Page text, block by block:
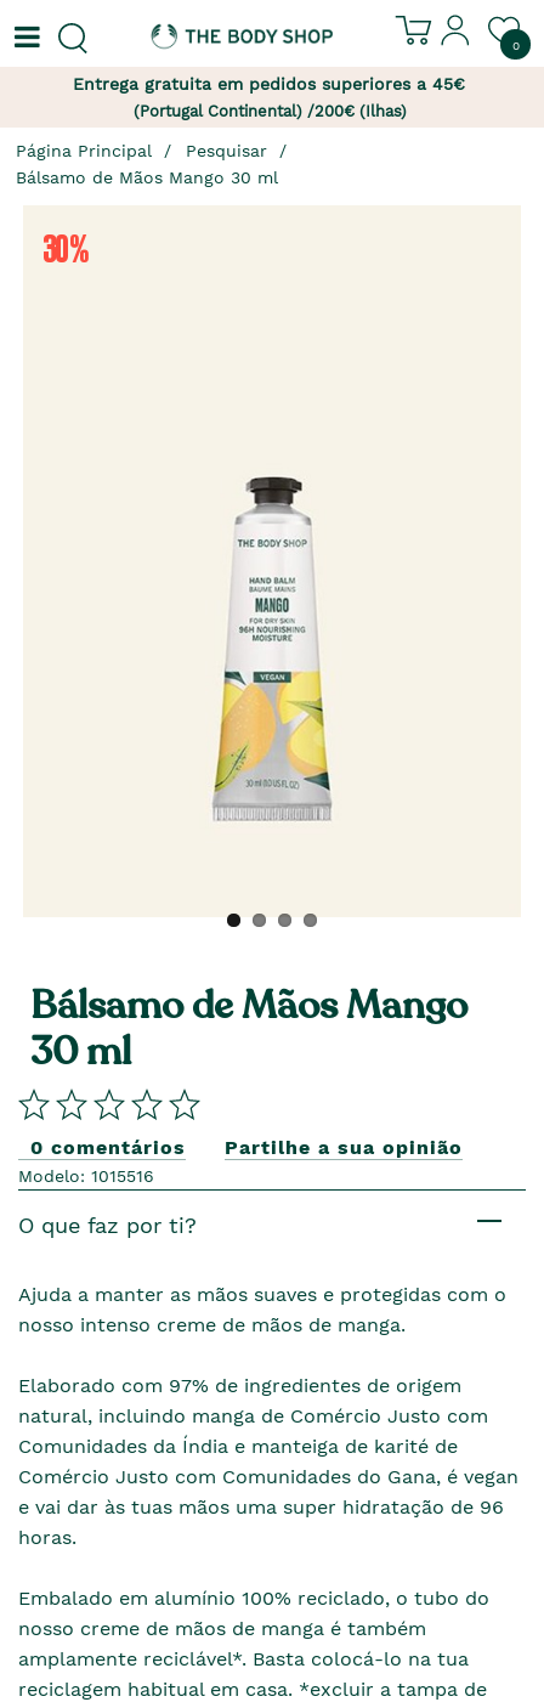
0
Entrega gratuita em pedidos superiores a 45€
(Portugal Continental) /200€ (Ilhas)
Página Principal
Pesquisar
Bálsamo de Mãos Mango 30 ml
Bálsamo de Mãos Mango
30 ml
0 comentários Partilhe a sua opinião
Modelo: 1015516
O que faz por ti?
Ajuda a manter as mãos suaves e protegidas com o
nosso intenso creme de mãos de manga.
Elaborado com 97% de ingredientes de origem
natural, incluindo manga de Comércio Justo com
Comunidades da Índia e manteiga de karité de
Comércio Justo com Comunidades do Gana, é vegan
e vai dar às tuas mãos uma super hidratação de 96
horas.
Embalado em alumínio 100% reciclado, o tubo do
nosso creme de mãos de manga é também
amplamente reciclável*. Basta colocá-lo na tua
reciclagem habitual em casa. *excluir a tampa de